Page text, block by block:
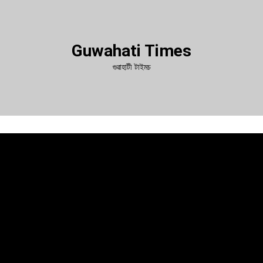
Guwahati Times
গুৱাহাটী টাইমচ